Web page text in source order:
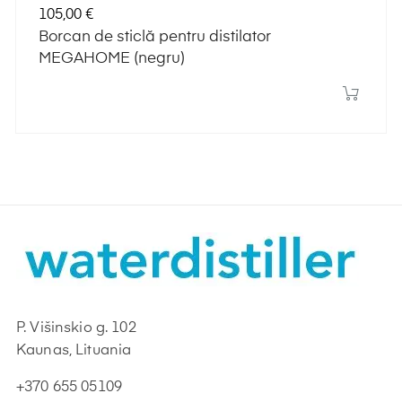
Preț
105,00 €
Borcan de sticlă pentru distilator
MEGAHOME (negru)
P. Višinskio g. 102
Kaunas, Lituania
+370 655 05109